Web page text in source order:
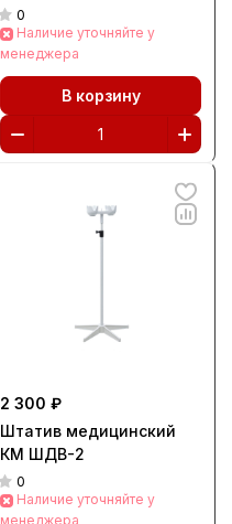
0
Наличие уточняйте у
менеджера
В корзину
2 300 ₽
Штатив медицинский
КМ ШДВ-2
0
Наличие уточняйте у
менеджера